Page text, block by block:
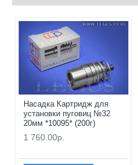
Насадка Картридж для
установки пуговиц №32
20мм *10095* (200г)
1 760.00р.